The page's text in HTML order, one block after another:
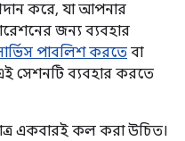
করে, যা আপনার
জন্য ব্যবহার
পাবলিশ করতে বা
সেশনটি ব্যবহার করতে
একবারই কল করা উচিত।